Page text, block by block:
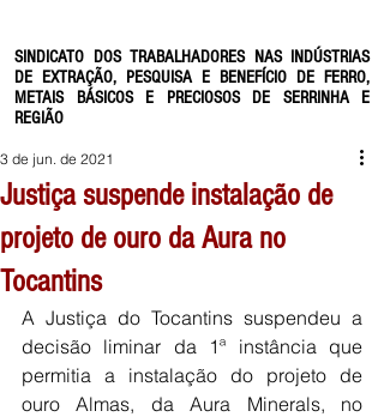
SINDICATO DOS TRABALHADORES NAS INDÚSTRIAS
DE EXTRAÇÃO, PESQUISA E BENEFÍCIO DE FERRO,
METAIS BÁSICOS E PRECIOSOS DE SERRINHA E
REGIÃO
Justiça suspende instalação de
projeto de ouro da Aura no
Tocantins
3 de jun. de 2021
A Justiça do Tocantins suspendeu a
decisão liminar da 1ª instância que
permitia a instalação do projeto de
ouro Almas, da Aura Minerals, no